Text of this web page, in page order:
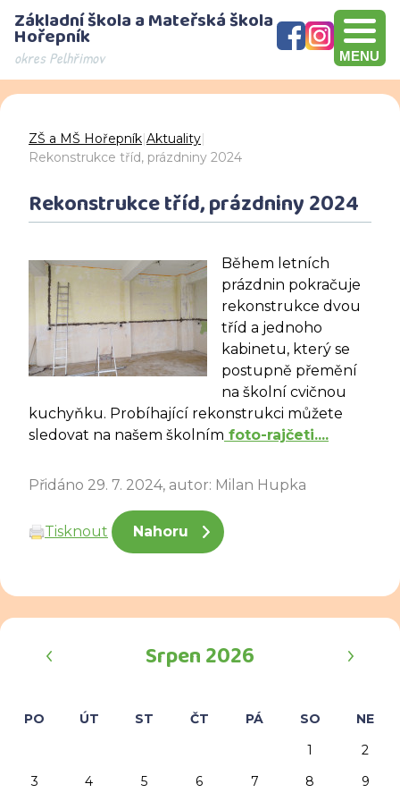
Základní škola a Mateřská škola
Hořepník
okres Pelhřimov MENU
ZŠ a MŠ Hořepník|Aktuality|
Rekonstrukce tříd, prázdniny 2024
Rekonstrukce tříd, prázdniny 2024
Během letních
prázdnin pokračuje
rekonstrukce dvou
tříd a jednoho
kabinetu, který se
postupně přemění
na školní cvičnou
kuchyňku. Probíhající rekonstrukci můžete
sledovat na našem školním foto-rajčeti....
Přidáno 29. 7. 2024, autor: Milan Hupka
Tisknout Nahoru
Srpen 2026
PO ÚT ST ČT PÁ SO
NE
1
2
3
4 5 6 7 8
9